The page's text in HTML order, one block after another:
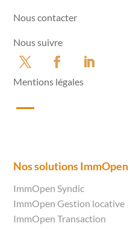
Nous contacter
Nous suivre
Mentions légales
Nos solutions ImmOpen
ImmOpen Syndic
ImmOpen Gestion locative
ImmOpen Transaction